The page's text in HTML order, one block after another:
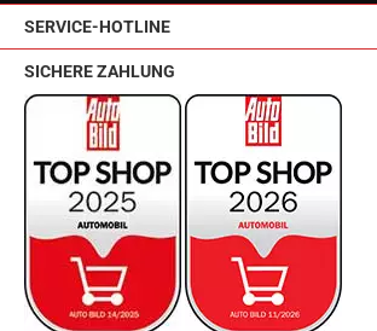
SERVICE-HOTLINE
SICHERE ZAHLUNG